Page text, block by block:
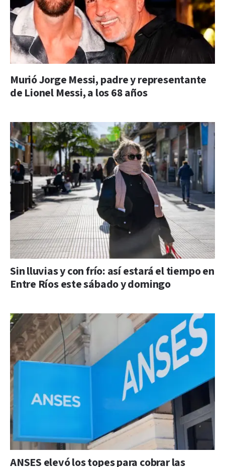
Murió Jorge Messi, padre y representante
de Lionel Messi, a los 68 años
Sin lluvias y con frío: así estará el tiempo en
Entre Ríos este sábado y domingo
ANSES elevó los topes para cobrar las